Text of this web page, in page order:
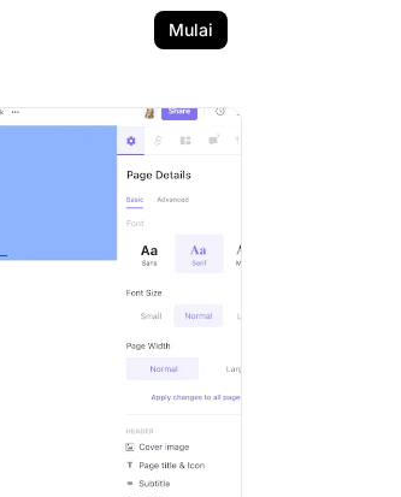
Mulai